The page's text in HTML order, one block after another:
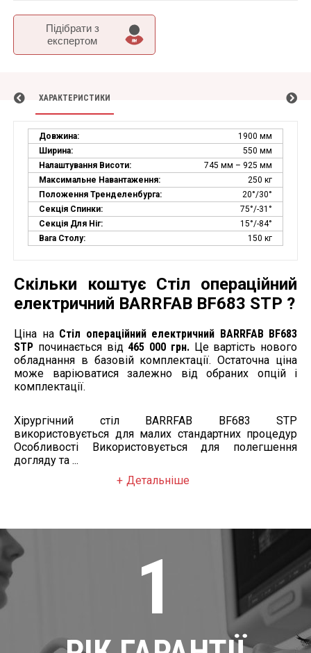
Підібрати з
експертом
ХАРАКТЕРИСТИКИ
Довжина:
1900 мм
Ширина:
550 мм
Налаштування Висоти:
745 мм – 925 мм
Максимальне Навантаження:
250 кг
Положення Тренделенбурга:
20°/30°
Секція Спинки:
75°/-31°
Секція Для Ніг:
15°/-84°
Вага Столу:
150 кг
Скільки коштує Стіл операційний
електричний BARRFAB BF683 STP ?
Ціна на Стіл операційний електричний BARRFAB BF683
STP починається від 465 000 грн.Це вартість нового
обладнання в базовій комплектації. Остаточна ціна
може варіюватися залежно від обраних опцій і
комплектації.
Хірургічний стіл BARRFAB BF683 STP
використовується для малих стандартних процедур
Особливості Використовується для полегшення
догляду та ...
Детальніше
1